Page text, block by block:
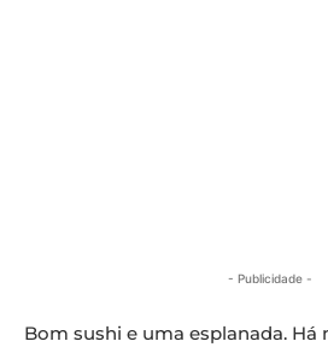
- Publicidade -
Bom sushi e uma esplanada. Há